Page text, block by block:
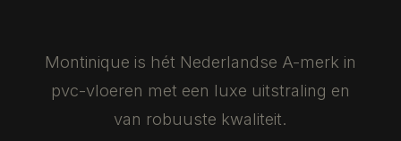
Montinique is hét Nederlandse A-merk in
pvc-vloeren met een luxe uitstraling en
van robuuste kwaliteit.